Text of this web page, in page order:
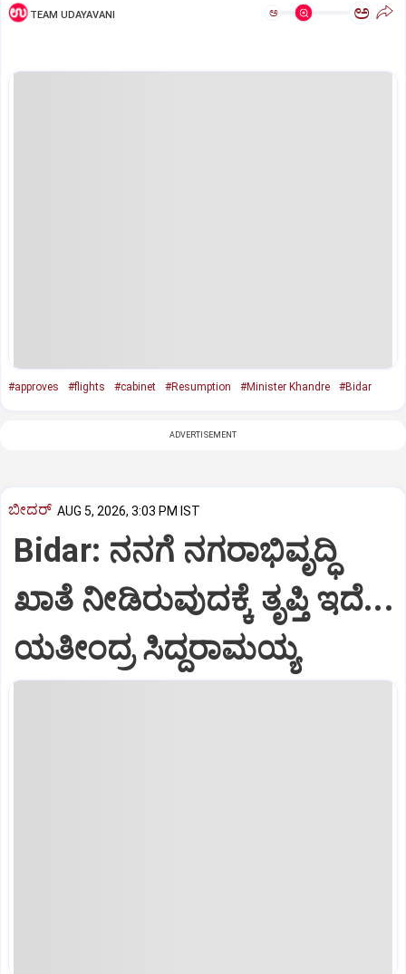
TEAM UDAYAVANI ಅ ಅ
#approves #flights #cabinet #Resumption #Minister Khandre #Bidar
ADVERTISEMENT
ಬೀದರ್ AUG 5, 2026, 3:03 PM IST
Bidar: ನನಗೆ ನಗರಾಭಿವೃದ್ಧಿ
ಖಾತೆ ನೀಡಿರುವುದಕ್ಕೆ ತೃಪ್ತಿ ಇದೆ...
ಯತೀಂದ್ರ ಸಿದ್ದರಾಮಯ್ಯ